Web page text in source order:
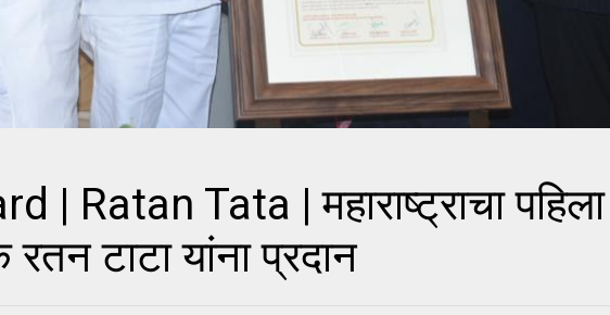
Ratan Tata | महाराष्ट्राचा पहिला
टाटा यांना प्रदान